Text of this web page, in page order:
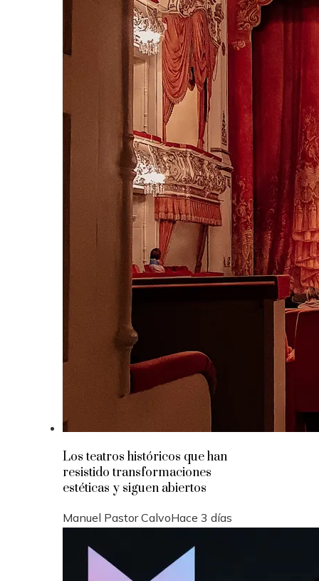
Los teatros históricos que han
resistido transformaciones
estéticas y siguen abiertos
Manuel Pastor CalvoHace 3 días